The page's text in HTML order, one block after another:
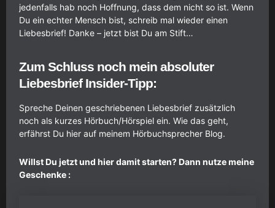
jedenfalls hab noch Hoffnung, dass dem nicht so ist. Wenn
Du ein echter Mensch bist, schreib mal wieder einen
Liebesbrief! Danke – jetzt bist Du am Stift…
Zum Schluss noch mein absoluter
Liebesbrief Insider-Tipp:
Spreche Deinen geschriebenen Liebesbrief zusätzlich
noch als kurzes Hörbuch/Hörspiel ein. Wie das geht,
erfährst Du hier auf meinem Hörbuchsprecher Blog.
Willst Du jetzt und hier damit starten? Dann nutze meine
Geschenke :